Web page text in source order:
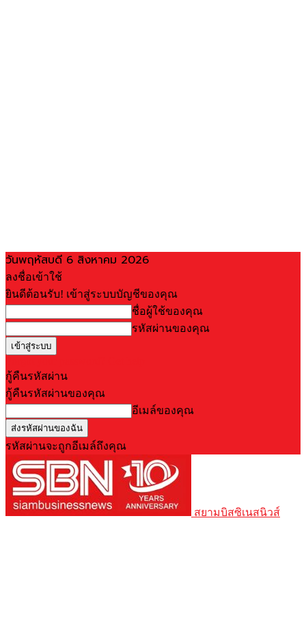
วันพฤหัสบดี 6 สิงหาคม 2026
ลงชื่อเข้าใช้
ยินดีต้อนรับ! เข้าสู่ระบบบัญชีของคุณ
ชื่อผู้ใช้ของคุณ
รหัสผ่านของคุณ
กู้คืนรหัสผ่าน
กู้คืนรหัสผ่านของคุณ
อีเมล์ของคุณ
รหัสผ่านจะถูกอีเมล์ถึงคุณ
สยามบิสซิเนสนิวส์